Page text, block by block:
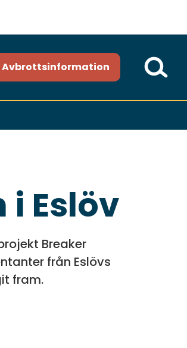
Avbrottsinformation
Eslöv
Breaker
från Eslövs
fram.